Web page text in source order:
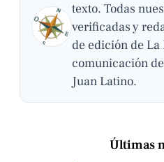
texto. Todas
verificadas y
de edición de
comunicación
Juan Latino.
Últimas